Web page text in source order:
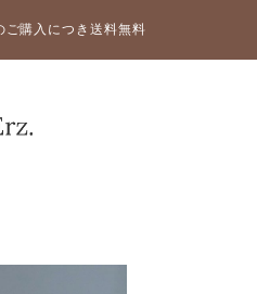
ご購入につき送料無料